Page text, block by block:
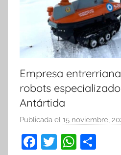
Empresa
robots
Antártida
Publicada el 15 noviembre,
F
T
W